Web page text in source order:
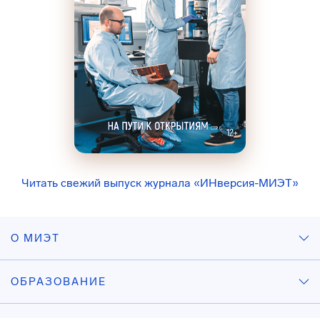
Читать свежий выпуск журнала «ИНверсия-МИЭТ»
О МИЭТ
ОБРАЗОВАНИЕ